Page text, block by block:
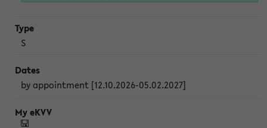
S
by appointment [12.10.2026-05.02.2027]